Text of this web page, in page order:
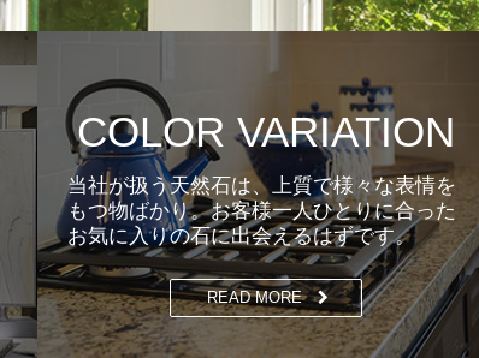
COLOR VARIATION
当社が扱う天然石は、上質で様々な表情を
もつ物ばかり。お客様一人ひとりに合った
お気に入りの石に出会えるはずです。
READ MORE